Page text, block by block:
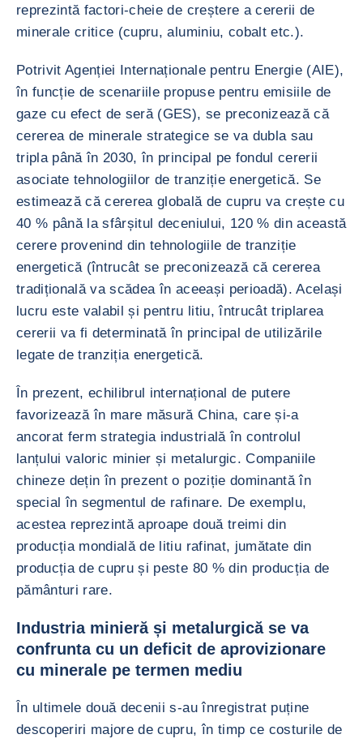
reprezintă factori-cheie de creștere a cererii de
minerale critice (cupru, aluminiu, cobalt etc.).
Potrivit Agenției Internaționale pentru Energie (AIE),
în funcție de scenariile propuse pentru emisiile de
gaze cu efect de seră (GES), se preconizează că
cererea de minerale strategice se va dubla sau
tripla până în 2030, în principal pe fondul cererii
asociate tehnologiilor de tranziție energetică. Se
estimează că cererea globală de cupru va crește cu
40 % până la sfârșitul deceniului, 120 % din această
cerere provenind din tehnologiile de tranziție
energetică (întrucât se preconizează că cererea
tradițională va scădea în aceeași perioadă). Același
lucru este valabil și pentru litiu, întrucât triplarea
cererii va fi determinată în principal de utilizările
legate de tranziția energetică.
În prezent, echilibrul internațional de putere
favorizează în mare măsură China, care și-a
ancorat ferm strategia industrială în controlul
lanțului valoric minier și metalurgic. Companiile
chineze dețin în prezent o poziție dominantă în
special în segmentul de rafinare. De exemplu,
acestea reprezintă aproape două treimi din
producția mondială de litiu rafinat, jumătate din
producția de cupru și peste 80 % din producția de
pământuri rare.
Industria minieră și metalurgică se va
confrunta cu un deficit de aprovizionare
cu minerale pe termen mediu
În ultimele două decenii s-au înregistrat puține
descoperiri majore de cupru, în timp ce costurile de